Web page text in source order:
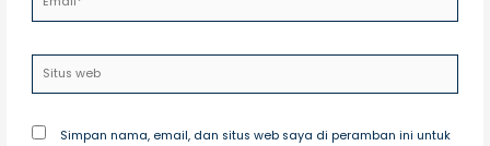
web
Simpan nama, email, dan situs web saya di peramban ini untuk